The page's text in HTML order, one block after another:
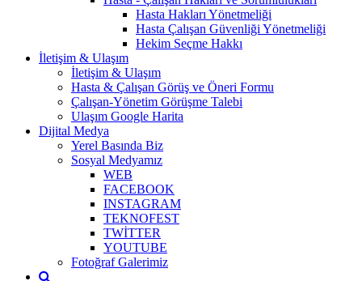
Hasta Hakları Yönetmeliği
Hasta Çalışan Güvenliği Yönetmeliği
Hekim Seçme Hakkı
İletişim & Ulaşım
İletişim & Ulaşım
Hasta & Çalışan Görüş ve Öneri Formu
Çalışan-Yönetim Görüşme Talebi
Ulaşım Google Harita
Dijital Medya
Yerel Basında Biz
Sosyal Medyamız
WEB
FACEBOOK
INSTAGRAM
TEKNOFEST
TWİTTER
YOUTUBE
Fotoğraf Galerimiz